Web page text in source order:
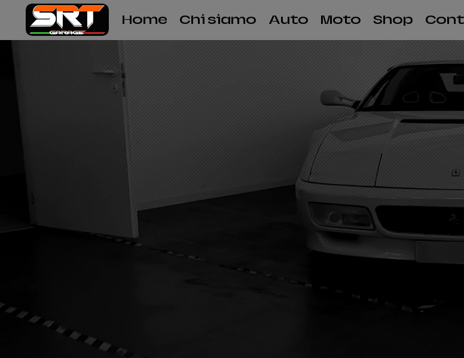
Home Chi siamo Auto Moto Shop
Visita il nostro
E-Shop